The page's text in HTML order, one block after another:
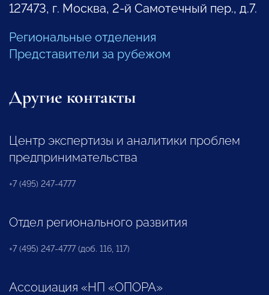
127473, г. Москва, 2-й Самотечный пер., д.7.
Региональные отделения
Представители за рубежом
Другие контакты
Центр экспертизы и аналитики проблем
предпринимательства
+7 (495) 247-4777
Отдел регионального развития
+7 (495) 247-4777 (доб. 116, 117)
Ассоциация «НП «ОПОРА»